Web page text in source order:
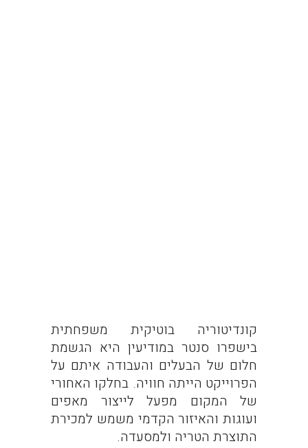
קונדיטוריה בוטיקית משפחתית
בישפרו סנטר במודיעין היא הגשמת
חלום של הבעלים והעבודה איתם על
הפרוייקט הייתה חוויה. בחלקו האחורי
של המקום מפעל לייצור מאפים
ועוגות והאיזור הקדמי משמש למכירת
התוצרת הטריה ולמסעדה.